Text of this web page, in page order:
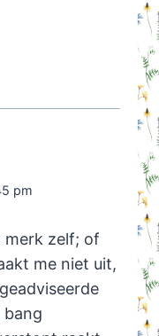
pm
merk zelf; of
me niet uit,
bang